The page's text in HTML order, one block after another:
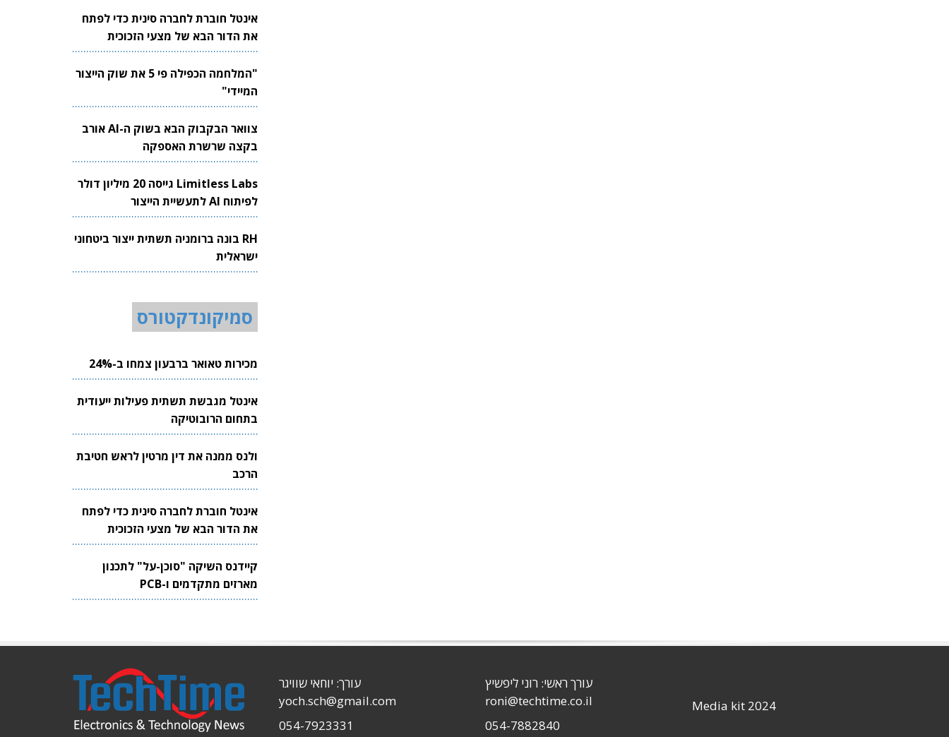
אינטל חוברת לחברה סינית כדי לפתח
את הדור הבא של מצעי הזכוכית
לשבבים
"המלחמה הכפילה פי 5 את שוק הייצור
המיידי"
צוואר הבקבוק הבא בשוק ה-AI אורב
בקצה שרשרת האספקה
Limitless Labs גייסה 20 מיליון דולר
לפיתוח AI לתעשיית הייצור
RH בונה ברומניה תשתית ייצור ביטחוני
ישראלית
סמיקונדקטורס
מכירות טאואר ברבעון צמחו ב-24%
אינטל מגבשת תשתית פעילות ייעודית
בתחום הרובוטיקה
ולנס ממנה את דין מרטין לראש חטיבת
הרכב
אינטל חוברת לחברה סינית כדי לפתח
את הדור הבא של מצעי הזכוכית
לשבבים
קיידנס השיקה "סוכן-על" לתכנון
מארזים מתקדמים ו-PCB
Media kit 2024
עורך ראשי: רוני ליפשיץ
roni@techtime.co.il
054-7882840
עורך: יוחאי שוויגר
yoch.sch@gmail.com
054-7923331